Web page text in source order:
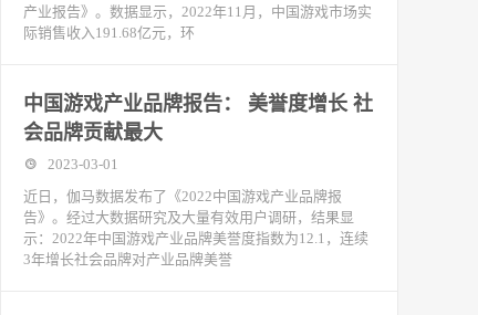
产业报告》。数据显示，2022年11月，中国游戏市场实
际销售收入191.68亿元，环
中国游戏产业品牌报告： 美誉度增长 社
会品牌贡献最大
2023-03-01
近日，伽马数据发布了《2022中国游戏产业品牌报
告》。经过大数据研究及大量有效用户调研，结果显
示：2022年中国游戏产业品牌美誉度指数为12.1，连续
3年增长社会品牌对产业品牌美誉